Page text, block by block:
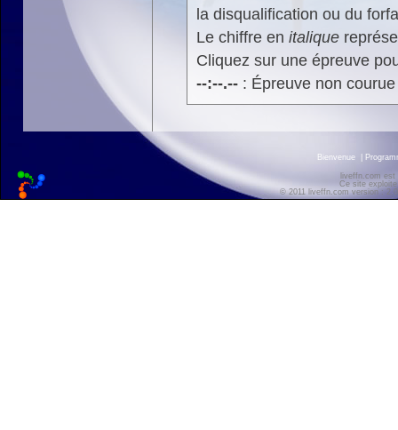
la disqualification ou du
Le chiffre en italique
Cliquez sur une épreuve
--:--.--: Épreuve non
Bienvenue
liveffn.com est
Ce site
© 2011 liveffn.com version :